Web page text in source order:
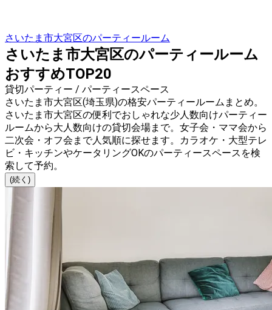
さいたま市大宮区のパーティールーム
さいたま市大宮区のパーティールーム
おすすめTOP20
貸切パーティー / パーティースペース
さいたま市大宮区(埼玉県)の格安パーティールームまとめ。
さいたま市大宮区の便利でおしゃれな少人数向けパーティー
ルームから大人数向けの貸切会場まで。女子会・ママ会から
二次会・オフ会まで人気順に探せます。カラオケ・大型テレ
ビ・キッチンやケータリングOKのパーティースペースを検
索して予約。
(続く)